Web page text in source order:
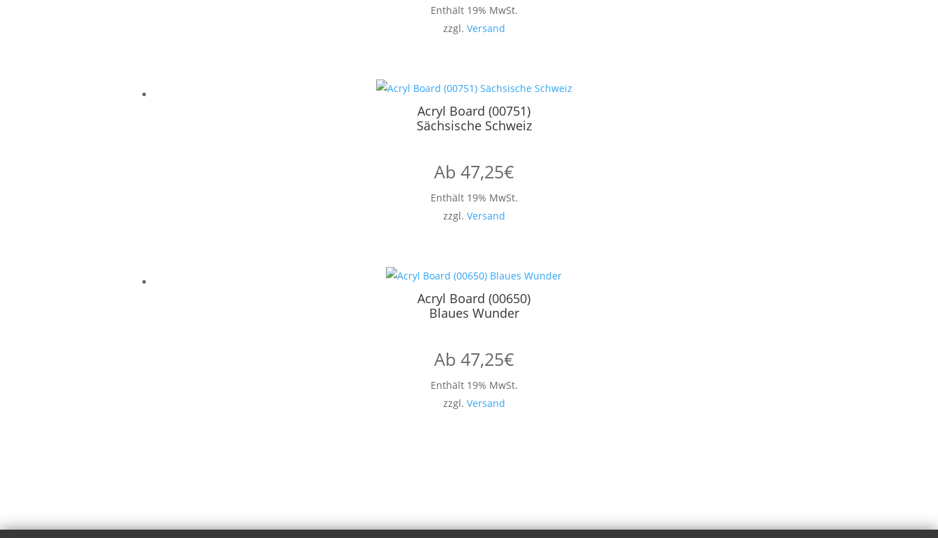
Enthält 19% MwSt.
zzgl. Versand
Acryl Board (00751)
Sächsische Schweiz
Ab 47,25€
Enthält 19% MwSt.
zzgl. Versand
Acryl Board (00650)
Blaues Wunder
Ab 47,25€
Enthält 19% MwSt.
zzgl. Versand